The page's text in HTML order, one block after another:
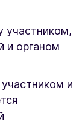
участником,
и органом
и